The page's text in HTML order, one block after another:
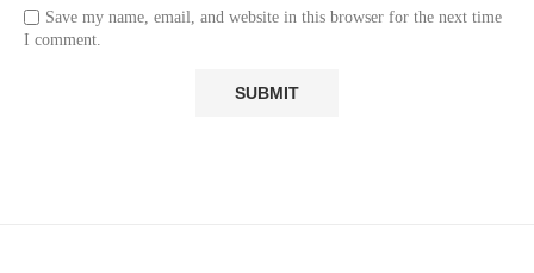
Save my name, email, and website in this browser for the next time
I comment.